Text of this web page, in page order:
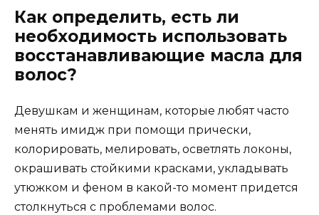
Как определить, есть ли
необходимость использовать
восстанавливающие масла для
волос?
Девушкам и женщинам, которые любят часто
менять имидж при помощи прически,
колорировать, мелировать, осветлять локоны,
окрашивать стойкими красками, укладывать
утюжком и феном в какой-то момент придется
столкнуться с проблемами волос.